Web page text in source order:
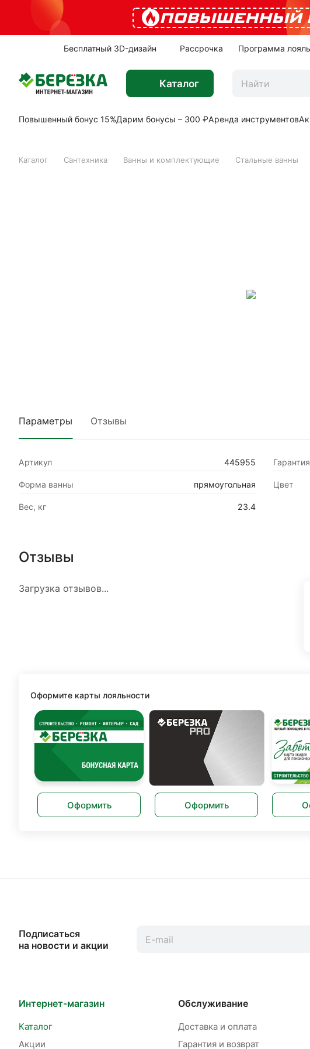
ПОВЫШЕННЫЙ
Бесплатный 3D-дизайн Рассрочка Программа
Каталог
Повышенный бонус 15%Дарим бонусы – 300 ₽Аренда инструментов
Каталог Сантехника Ванны и комплектующие Стальные ванны
Параметры Отзывы
Артикул 445955 Гарантия
Форма ванны прямоугольная Цвет
Вес, кг 23.4
Отзывы
Загрузка отзывов...
Оформите карты лояльности
Оформить Оформить
Подписаться
на новости и акции
Интернет-магазин
Каталог
Акции
Обслуживание
Доставка и оплата
Гарантия и возврат